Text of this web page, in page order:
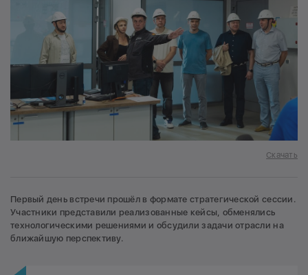
Скачать
Первый день встречи прошёл в формате стратегической сессии.
Участники представили реализованные кейсы, обменялись
технологическими решениями и обсудили задачи отрасли на
ближайшую перспективу.